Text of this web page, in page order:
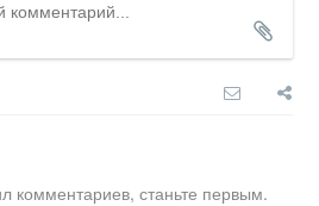
комментариев, станьте первым.